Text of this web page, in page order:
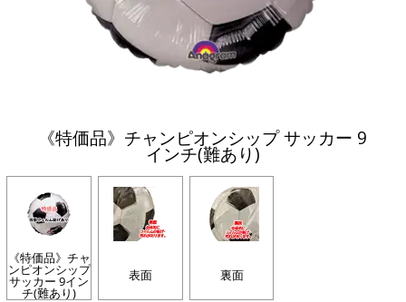
《特価品》チャンピオンシップ サッカー 9
インチ(難あり)
《特価品》チャ
ンピオンシップ
サッカー 9イン
チ(難あり)
表面 裏面